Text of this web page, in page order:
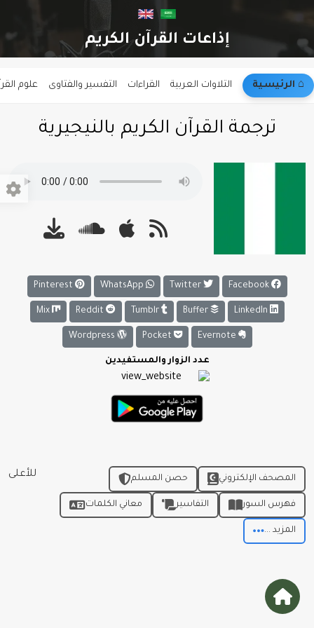
إذاعات القرآن الكريم
⌂︎ الرئيسية التلاوات العربية القراءات التفسير والفتاوى علوم
ترجمة القرآن الكريم بالنيجيرية
Facebook
Twitter
Buffer
Tumblr
Mix
عدد الزوار والمستفيدين
للأعلى المصحف الإلكتروني حصن المسلم
فهرس السور التفاسير معاني الكلمات
المزيد ...